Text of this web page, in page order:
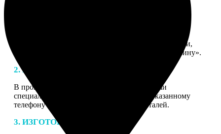
Нажмите «Сделать заказ», выберите тип продукции,
загрузите фотографии, нажмите «Добавить в корзину».
2. МАКЕТ
В процессе подготовки заказа к печати наши
специалисты могут связаться с Вами по указанному
телефону или email для согласования деталей.
3. ИЗГОТОВЛЕНИЕ